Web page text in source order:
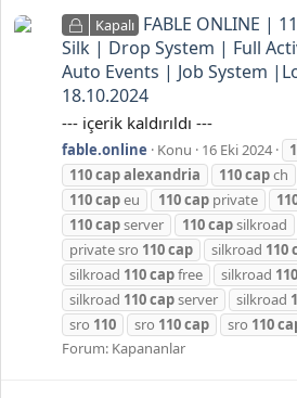
Kapalı FABLE ONLINE |
Silk | Drop System | Full
Auto Events | Job System
18.10.2024
--- içerik kaldırıldı ---
fable.online Konu 16 Eki 2024
110capalexandria 110capch
110capeu 110cap private
110capserver 110capsilkroad
private sro 110cap silkroad 110
silkroad 110capfree silkroad 110
silkroad 110capserver silkroad
sro 110 sro 110cap sro 110
Forum: Kapananlar